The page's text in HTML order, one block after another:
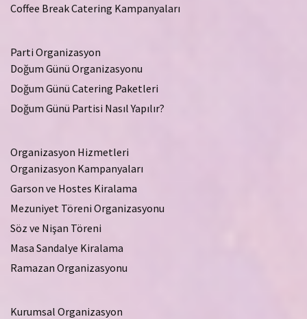
Coffee Break Catering Kampanyaları
Parti Organizasyon
Doğum Günü Organizasyonu
Doğum Günü Catering Paketleri
Doğum Günü Partisi Nasıl Yapılır?
Organizasyon Hizmetleri
Organizasyon Kampanyaları
Garson ve Hostes Kiralama
Mezuniyet Töreni Organizasyonu
Söz ve Nişan Töreni
Masa Sandalye Kiralama
Ramazan Organizasyonu
Kurumsal Organizasyon